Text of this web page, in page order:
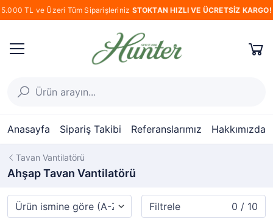
5.000 TL ve Üzeri Tüm Siparişleriniz STOKTAN HIZLI VE ÜCRETSİZ KARGO!
Anasayfa Sipariş Takibi Referanslarımız Hakkımızda
Tavan Vantilatörü
Ahşap Tavan Vantilatörü
Filtrele 0 / 10